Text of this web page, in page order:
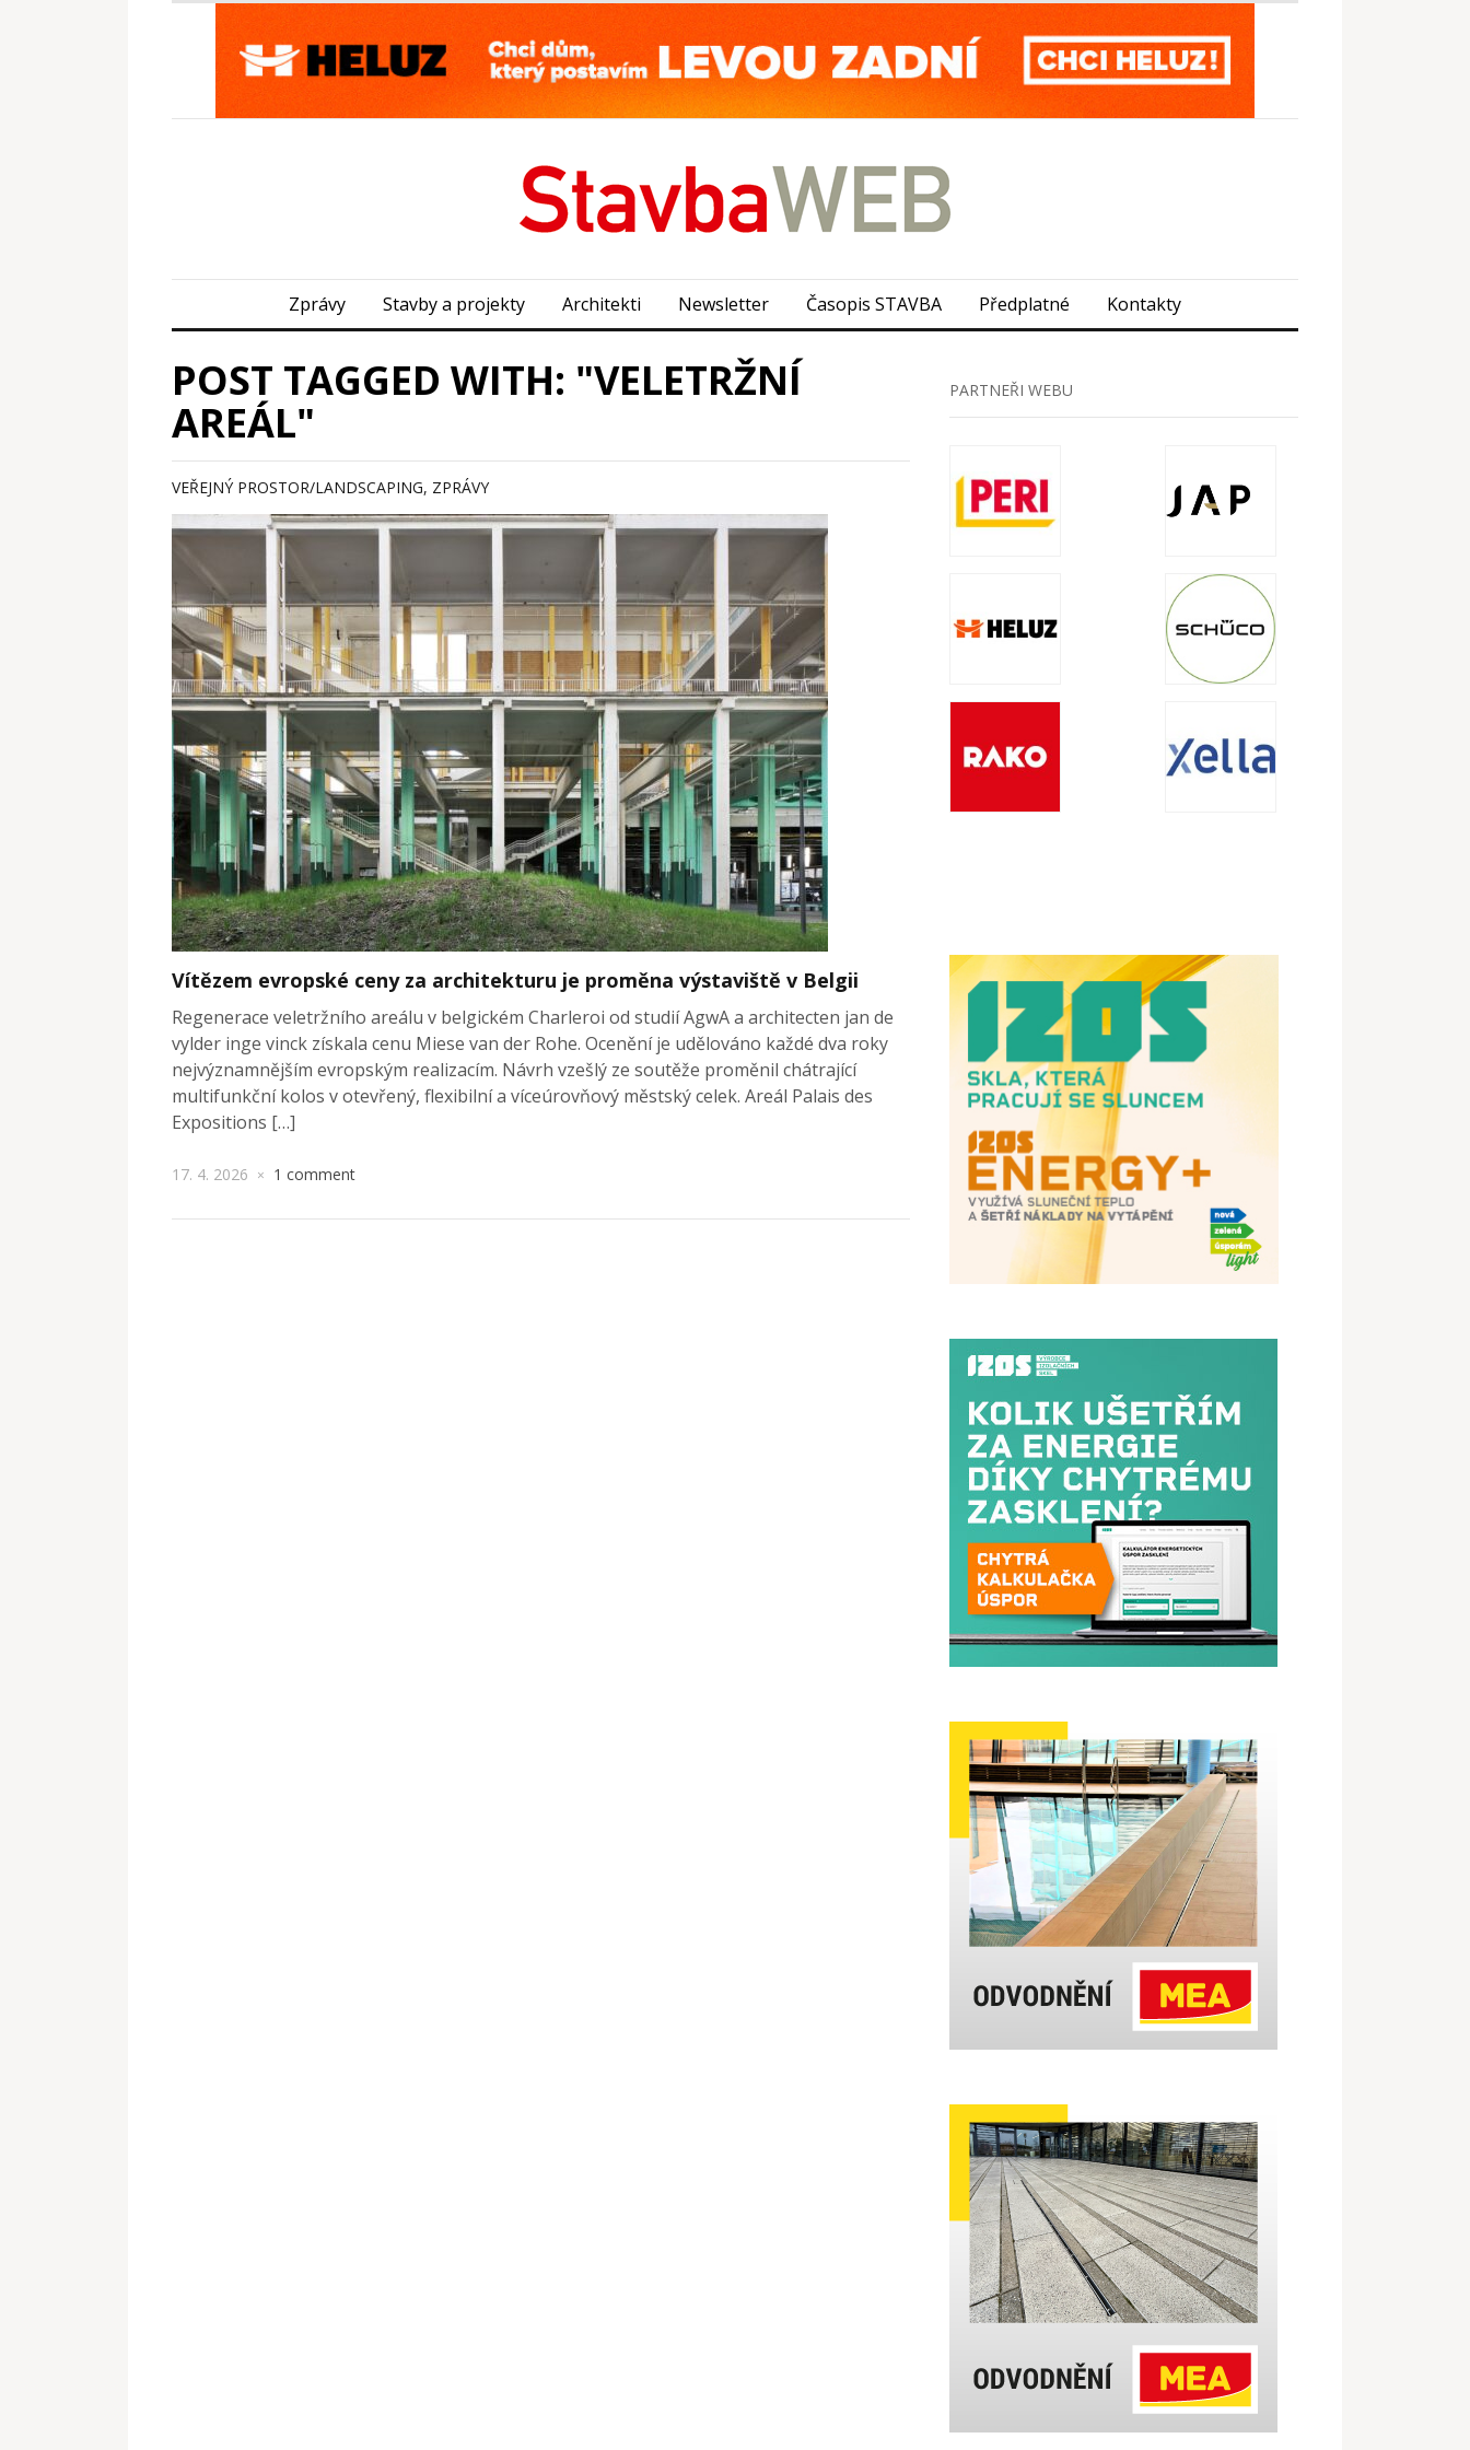
Zprávy Stavby a projekty Architekti Newsletter Časopis STAVBA Předplatné Kontakty
POST TAGGED WITH: "VELETRŽNÍ
AREÁL"
VEŘEJNÝ PROSTOR/LANDSCAPING, ZPRÁVY
Vítězem evropské ceny za architekturu je proměna výstaviště v Belgii
Regenerace veletržního areálu v belgickém Charleroi od studií AgwA a architecten jan de
vylder inge vinck získala cenu Miese van der Rohe. Ocenění je udělováno každé dva roky
nejvýznamnějším evropským realizacím. Návrh vzešlý ze soutěže proměnil chátrající
multifunkční kolos v otevřený, flexibilní a víceúrovňový městský celek. Areál Palais des
Expositions […]
17. 4. 2026 × 1 comment
PARTNEŘI WEBU